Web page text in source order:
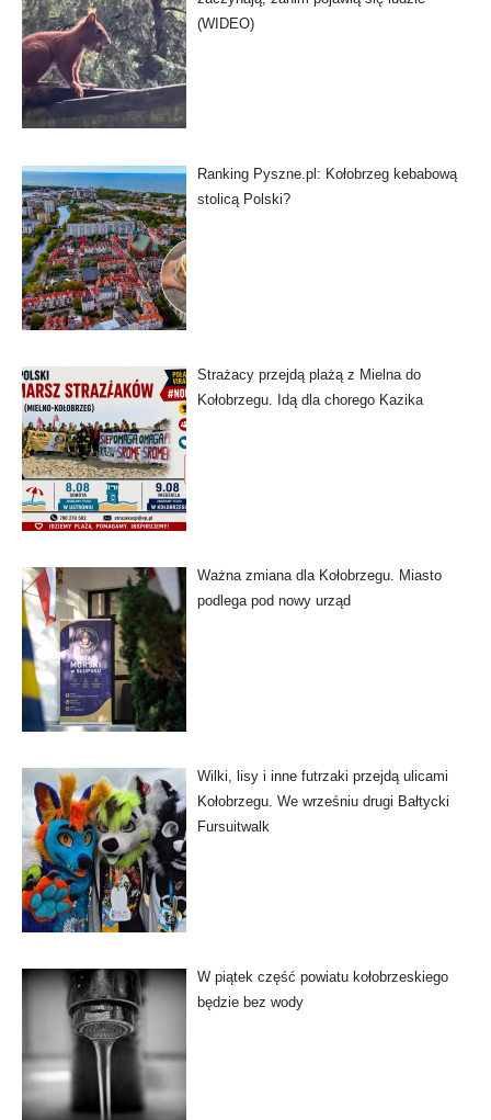
(WIDEO)
Ranking Pyszne.pl: Kołobrzeg kebabową
stolicą Polski?
Strażacy przejdą plażą z Mielna do
Kołobrzegu. Idą dla chorego Kazika
Ważna zmiana dla Kołobrzegu. Miasto
podlega pod nowy urząd
Wilki, lisy i inne futrzaki przejdą ulicami
Kołobrzegu. We wrześniu drugi Bałtycki
Fursuitwalk
W piątek część powiatu kołobrzeskiego
będzie bez wody